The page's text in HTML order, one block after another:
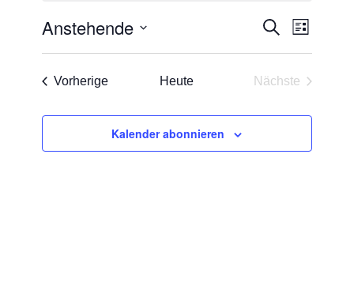
SUCHE
UND
SucheListe
Anstehende
Datum
VorherigeVeranstaltungen
Heute
Nächste
Kalender abonnieren